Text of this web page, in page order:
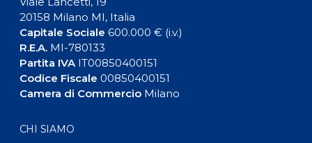
20158 Milano MI, Italia
Capitale Sociale 600.000 € (i.v.)
R.E.A.MI-780133
Partita IVAIT00850400151
Codice Fiscale 00850400151
Camera di CommercioMilano
CHI SIAMO